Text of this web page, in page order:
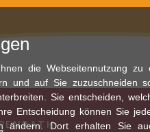
die Webseitennutzung zu
und auf Sie zuzuschneiden
Sie entscheiden,
Entscheidung können Sie
ändern. Dort erhalten Sie